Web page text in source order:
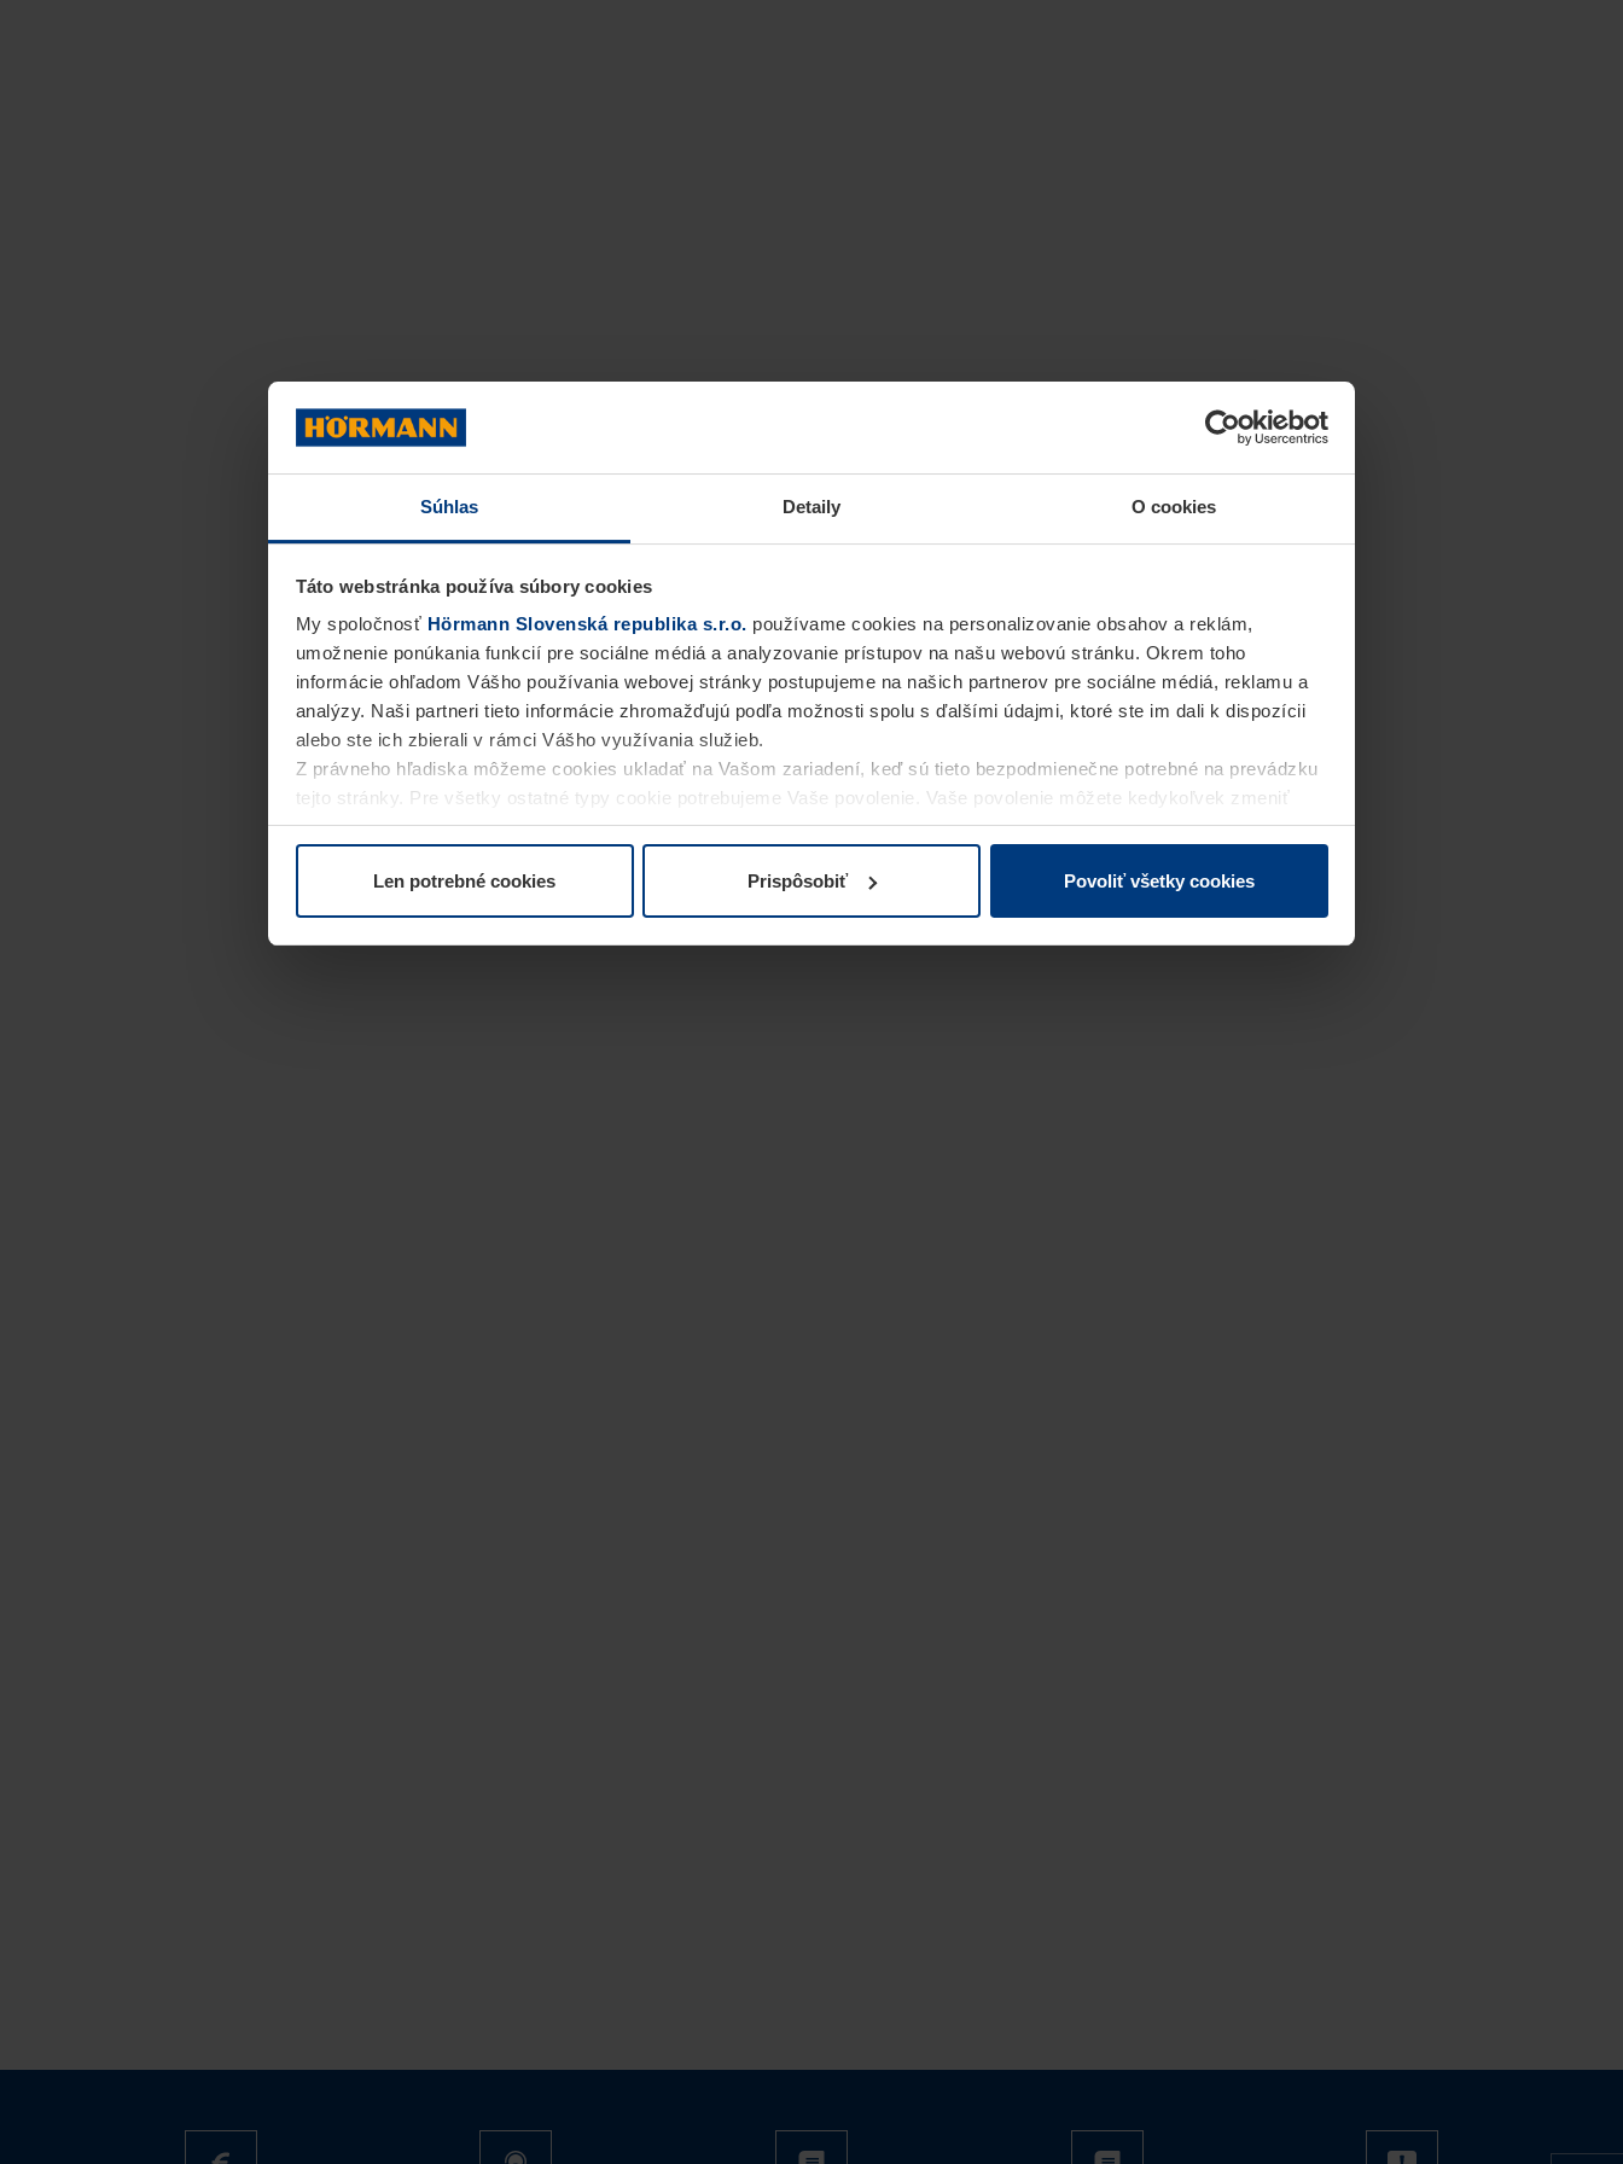
Súhlas Detaily O cookies
Táto webstránka používa súbory cookies
My spoločnosť Hörmann Slovenská republika s.r.o. používame cookies na personalizovanie obsahov a reklám,
umožnenie ponúkania funkcií pre sociálne médiá a analyzovanie prístupov na našu webovú stránku. Okrem toho
informácie ohľadom Vášho používania webovej stránky postupujeme na našich partnerov pre sociálne médiá, reklamu a
analýzy. Naši partneri tieto informácie zhromažďujú podľa možnosti spolu s ďalšími údajmi, ktoré ste im dali k dispozícii
alebo ste ich zbierali v rámci Vášho využívania služieb.
Z právneho hľadiska môžeme cookies ukladať na Vašom zariadení, keď sú tieto bezpodmienečne potrebné na prevádzku
tejto stránky. Pre všetky ostatné typy cookie potrebujeme Vaše povolenie. Vaše povolenie môžete kedykoľvek zmeniť
alebo odvolať vo vysvetlení cookie na stránkeVyhlásenie o ochrane osobných údajovnašej webovej stránky.
Len potrebné cookies Prispôsobiť Povoliť všetky cookies